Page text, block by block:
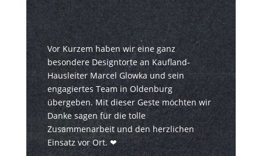
Vor Kurzem haben wir eine ganz
besondere Designtorte an Kaufland-
Hausleiter Marcel Glowka und sein
engagiertes Team in Oldenburg
übergeben. Mit dieser Geste möchten wir
Danke sagen für die tolle
Zusammenarbeit und den herzlichen
Einsatz vor Ort. ❤